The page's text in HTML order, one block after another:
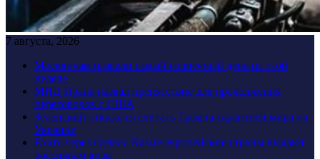
7 августа, 2026
Москвичам назвали самый солнечный день на этой
неделе
МИД Ирана назвал препятствие для продолжения
переговоров с США
Зеленский отказался считать Трампа гарантией мира на
Украине
Ехать через греков: Какие европейские страны выдают
россиянам визы